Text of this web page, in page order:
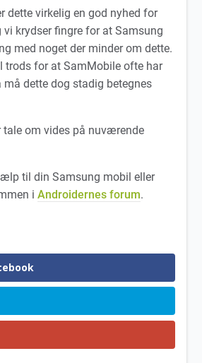
dette virkelig en god nyhed for
krydser fingre for at Samsung
med noget der minder om dette.
trods for at SamMobile ofte har
må dette dog stadig betegnes
tale om vides på nuværende
til din Samsung mobil eller
iAndroidernes forum.